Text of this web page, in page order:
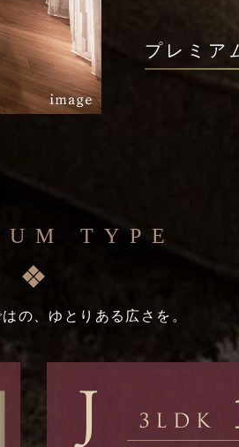
プレミア
TYPE
の、ゆとりある広さを。